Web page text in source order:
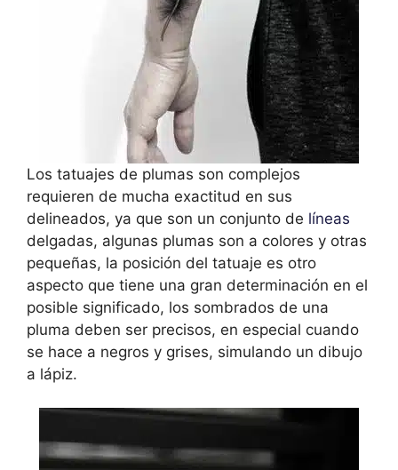
Los tatuajes de plumas son complejos
requieren de mucha exactitud en sus
delineados, ya que son un conjunto de líneas
delgadas, algunas plumas son a colores y otras
pequeñas, la posición del tatuaje es otro
aspecto que tiene una gran determinación en el
posible significado, los sombrados de una
pluma deben ser precisos, en especial cuando
se hace a negros y grises, simulando un dibujo
a lápiz.